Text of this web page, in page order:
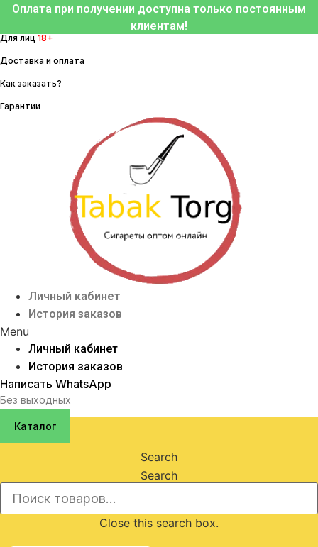
Перейти
содержимому
Оплата при получении доступна только постоянным
клиентам!
Для лиц 18+
Доставка и оплата
Как заказать?
Гарантии
Личный кабинет
История заказов
Menu
Личный кабинет
История заказов
Написать WhatsApp
Без выходных
Каталог
Search
Search
Close this search box.